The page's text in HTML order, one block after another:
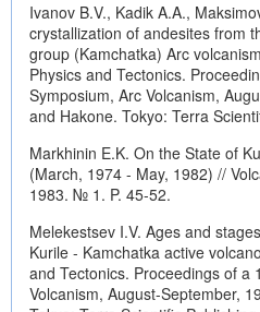
Ivanov B.V., Kadik A.A.,
crystallization of andesites from
group (Kamchatka) Arc
Physics and Tectonics.
Symposium, Arc Volcanism,
and Hakone. Tokyo: Terra
Markhinin E.K. On the State of
(March, 1974 - May, 1982) //
1983. № 1. P. 45-52.
Melekestsev I.V. Ages and
Kurile - Kamchatka active
and Tectonics. Proceedings of a
Volcanism, August-September,